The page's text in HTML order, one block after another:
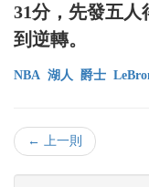
31分，先發五
到逆轉。
NBA 湖人 爵士
← 上一則